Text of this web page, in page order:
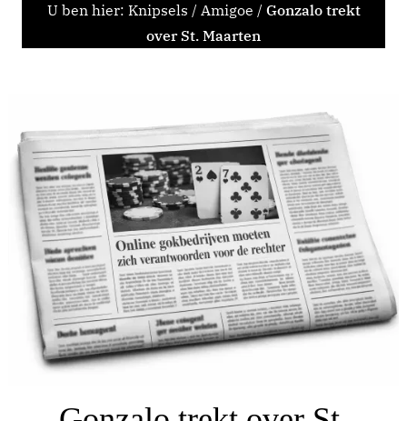
U ben hier: Knipsels / Amigoe / Gonzalo trekt
over St. Maarten